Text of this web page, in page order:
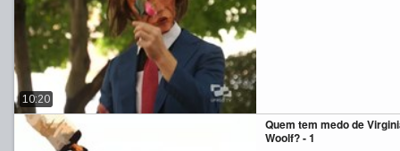
10:20
Quem tem medo de
Woolf? - 1